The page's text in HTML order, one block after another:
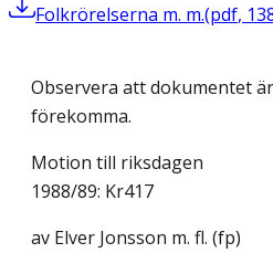
Folkrörelserna m. m.(pdf,
Observera att dokumentet
förekomma.
Motion till riksdagen
1988/89: Kr417
av Elver Jonsson m. fl. (fp)